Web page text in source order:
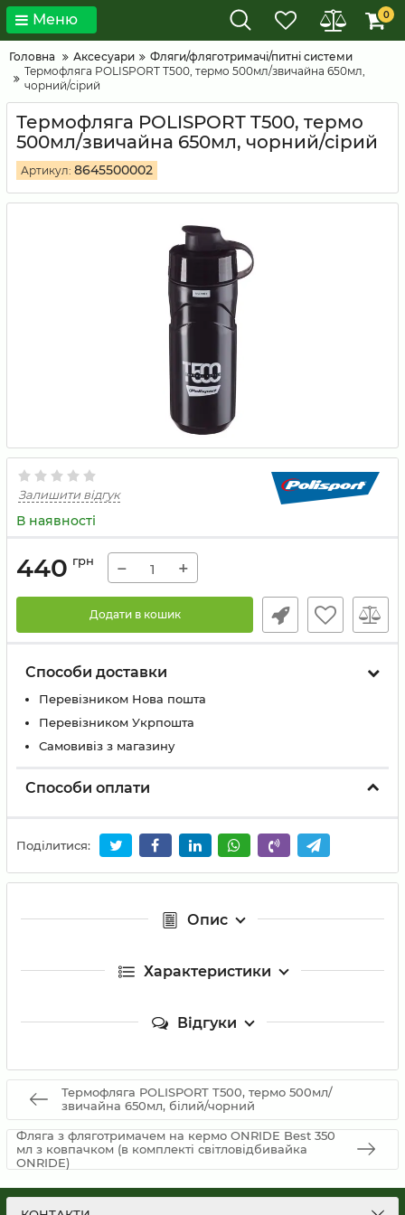
Меню 0
Головна Аксесуари
Фляги/фляготримачі/питні системи
Термофляга POLISPORT T500, термо 500мл/звичайна 650мл,
чорний/сірий
Термофляга POLISPORT T500, термо
500мл/звичайна 650мл, чорний/сірий
Артикул: 8645500002
Залишити відгук
В наявності
440 грн − +
Додати в кошик
Способи доставки
Перевізником Нова пошта
Перевізником Укрпошта
Самовивіз з магазину
Способи оплати
Поділитися:
Опис
Характеристики
Відгуки
Термофляга POLISPORT T500, термо 500мл/
звичайна 650мл, білий/чорний
Фляга з фляготримачем на кермо ONRIDE Best 350
мл з ковпачком (в комплекті світловідбивайка
ONRIDE)